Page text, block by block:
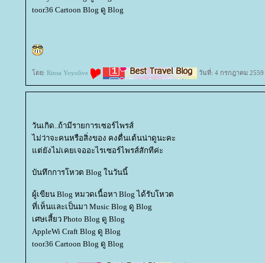
toor36 Cartoon Blog ดู Blog
ดย: Rinsa Yoyolive วันที่: 4 กรกฎาคม 2559
วันเกิด..ถ้ามีรายการเซอร์ไพรส์
ไม่ว่าจะคนหรือสิ่งของ คงตื่นเต้นน่าดูนะคะ
ต่ยังไม่เคยเจออะไรเซอร์ไพรส์สักทีค่ะ
บันทึกการโหวต Blog ในวันนี้
ผู้เขียน Blog หมวดเนื้อหา Blog ได้รับโหวต
ที่เห็นและเป็นมา Music Blog ดู Blog
เศษเสี้ยว Photo Blog ดู Blog
AppleWi Craft Blog ดู Blog
toor36 Cartoon Blog ดู Blog